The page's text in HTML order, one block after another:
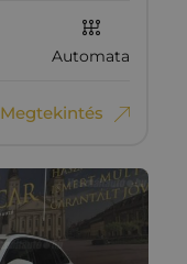
Automata
Megtekintés